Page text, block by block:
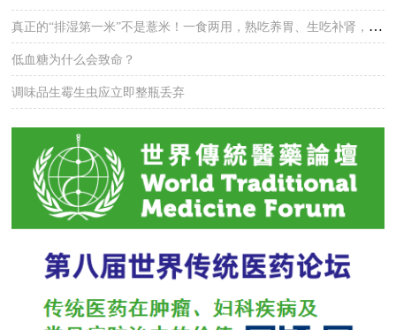
真正的“排湿第一米”不是薏米！一食两用，熟吃养胃、生吃补肾，湿气悄悄排干净
低血糖为什么会致命？
调味品生霉生虫应立即整瓶丢弃